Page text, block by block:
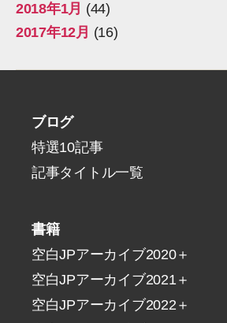
2018年1月 (44)
2017年12月 (16)
ブログ
特選10記事
記事タイトル一覧
書籍
空白JPアーカイブ2020＋
空白JPアーカイブ2021＋
空白JPアーカイブ2022＋